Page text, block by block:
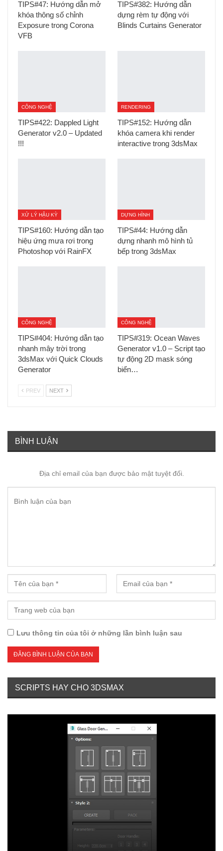
TIPS#47: Hướng dẫn mở
khóa thông số chỉnh
Exposure trong Corona
VFB
TIPS#382: Hướng dẫn
dựng rèm tự động với
Blinds Curtains Generator
CÔNG NGHỆ
TIPS#422: Dappled Light
Generator v2.0 – Updated
!!!
RENDERING
TIPS#152: Hướng dẫn
khóa camera khi render
interactive trong 3dsMax
XỬ LÝ HẬU KỲ
TIPS#160: Hướng dẫn tạo
hiệu ứng mưa rơi trong
Photoshop với RainFX
DỰNG HÌNH
TIPS#44: Hướng dẫn
dựng nhanh mô hình tủ
bếp trong 3dsMax
CÔNG NGHỆ
TIPS#404: Hướng dẫn tạo
nhanh mây trời trong
3dsMax với Quick Clouds
Generator
CÔNG NGHỆ
TIPS#319: Ocean Waves
Generator v1.0 – Script tạo
tự động 2D mask sóng
biển…
PREV NEXT
BÌNH LUẬN
Địa chỉ email của bạn được bảo mật tuyệt đối.
Lưu thông tin của tôi ở những lần bình luận sau
SCRIPTS HAY CHO 3DSMAX